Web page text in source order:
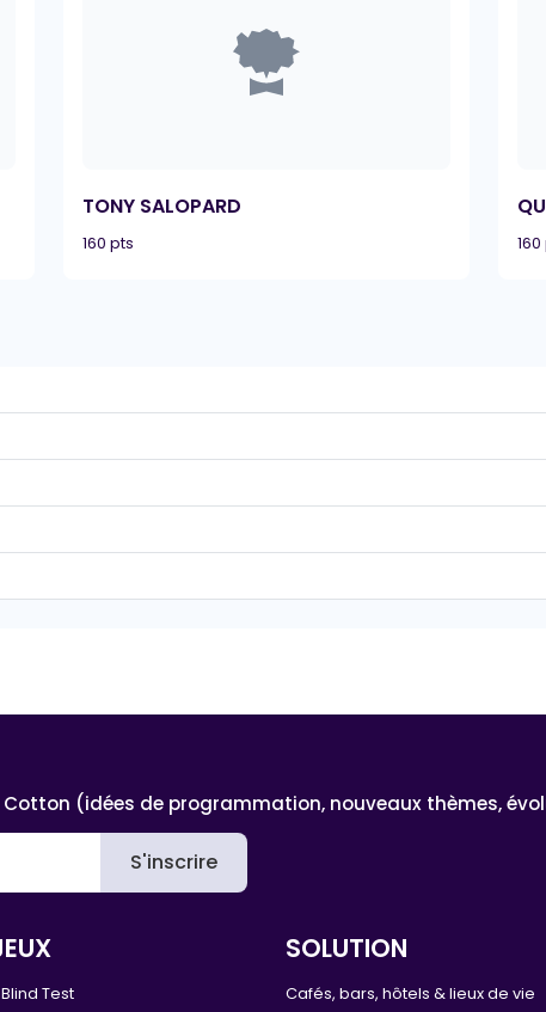
TONY SALOPARD
160 pts
(idées de programmation, nouveaux thèmes,
S'inscrire
Test
SOLUTION
Cafés, bars, hôtels & lieux de vie